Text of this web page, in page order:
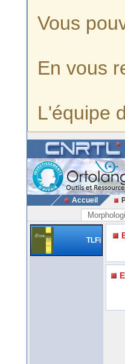
Vous
En vous
L'équipe
Accueil
TLFi